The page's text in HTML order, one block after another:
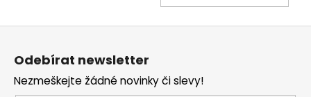
Odebírat newsletter
Nezmeškejte žádné novinky či slevy!